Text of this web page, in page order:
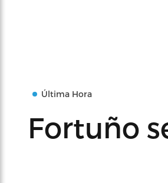
Última Hora
Fortuño